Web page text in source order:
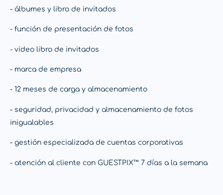
- álbumes y libro de invitados
- función de presentación de fotos
- video libro de invitados
- marca de empresa
- 12 meses de carga y almacenamiento
- seguridad, privacidad y almacenamiento de fotos
inigualables
- gestión especializada de cuentas corporativas
- atención al cliente con GUESTPIX™ 7 días a la semana